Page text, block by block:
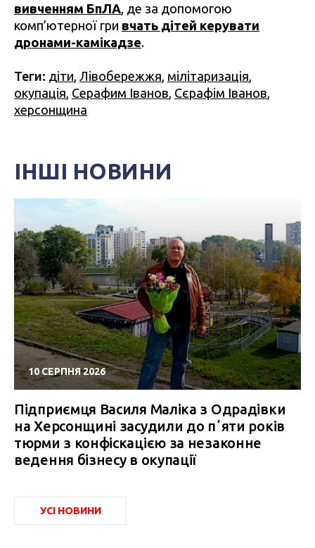
вивченням БпЛА, де за допомогою
комп’ютерної гри вчать дітей керувати
дронами-камікадзе.
Теги: діти, Лівобережжя, мілітаризація,
окупація, Серафим Іванов, Сєрафім Іванов,
херсонщина
ІНШІ НОВИНИ
10 СЕРПНЯ 2026
Підприємця Василя Маліка з Одрадівки
на Херсонщині засудили до пʼяти років
тюрми з конфіскацією за незаконне
ведення бізнесу в окупації
УСІ НОВИНИ